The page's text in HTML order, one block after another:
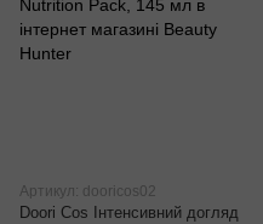
Артикул: dooricos02
Doori Cos Інтенсивний догляд